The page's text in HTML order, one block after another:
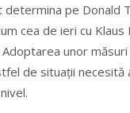
pe Donald
cea de ieri cu Klaus
Adoptarea unor
de situații necesită